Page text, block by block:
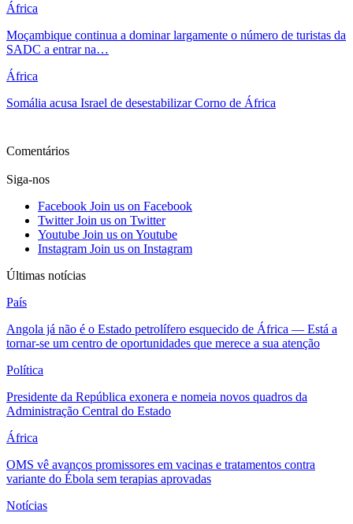
África
Moçambique continua a dominar largamente o número de turistas da
SADC a entrar na…
África
Somália acusa Israel de desestabilizar Corno de África
Comentários
Siga-nos
Facebook Join us on Facebook
Twitter Join us on Twitter
Youtube Join us on Youtube
Instagram Join us on Instagram
Últimas notícias
País
Angola já não é o Estado petrolífero esquecido de África — Está a
tornar-se um centro de oportunidades que merece a sua atenção
Política
Presidente da República exonera e nomeia novos quadros da
Administração Central do Estado
África
OMS vê avanços promissores em vacinas e tratamentos contra
variante do Ébola sem terapias aprovadas
Notícias